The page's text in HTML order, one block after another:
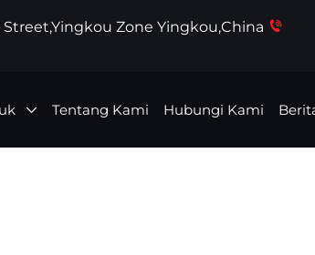
Street,Yingkou Zone Yingkou,China
Tentang Kami Hubungi Kami